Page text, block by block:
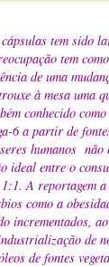
tem sido
tem
de uma
à mesa uma
conhecido como
6 a partir de
humanos não
ideal entre o
A reportagem
como a
incrementados,
de
de fontes